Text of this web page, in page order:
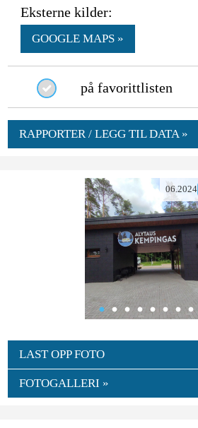
Eksterne kilder:
GOOGLE MAPS »
på favorittlisten
RAPPORTER / LEGG TIL DATA »
06.2024
LAST OPP FOTO
FOTOGALLERI »